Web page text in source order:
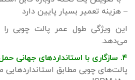
– هزینه تعمیر بسیار پایین دارد
این ویژگی طول عمر پالت چوبی را
می‌دهد.
۴. سازگاری با استانداردهای جهانی حمل‌ونقل
پالت‌های چوبی مطابق استانداردهایی